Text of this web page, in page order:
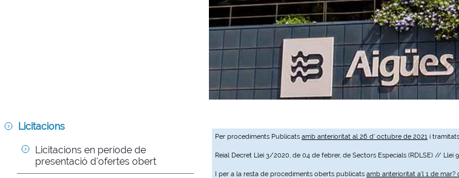
Per procediments Publicats amb anterioritat al 26 d' octubre de 2021 i
Reial Decret Llei 3/2020, de 04 de febrer, de Sectors Especials (RDLSE) //
I per a la resta de procediments oberts publicats amb anterioritat a'l 1 de mar?
Licitacions
Licitacions en període de
presentació d'ofertes obert